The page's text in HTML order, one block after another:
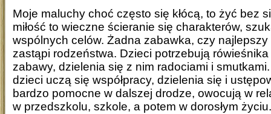
Moje maluchy choć często się kłócą, to żyć bez
miłość to wieczne ścieranie się charakterów,
wspólnych celów. Żadna zabawka, czy
zastąpi rodzeństwa. Dzieci potrzebują
zabawy, dzielenia się z nim radociami i
dzieci uczą się współpracy, dzielenia się i
bardzo pomocne w dalszej drodze, owocują w
w przedszkolu, szkole, a potem w dorosłym życiu.